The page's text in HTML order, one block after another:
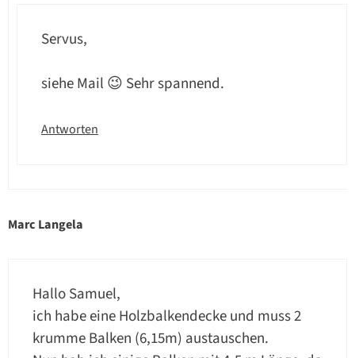
Servus,
siehe Mail 😉 Sehr spannend.
Antworten
Marc Langela
Hallo Samuel,
ich habe eine Holzbalkendecke und muss 2
krumme Balken (6,15m) austauschen.